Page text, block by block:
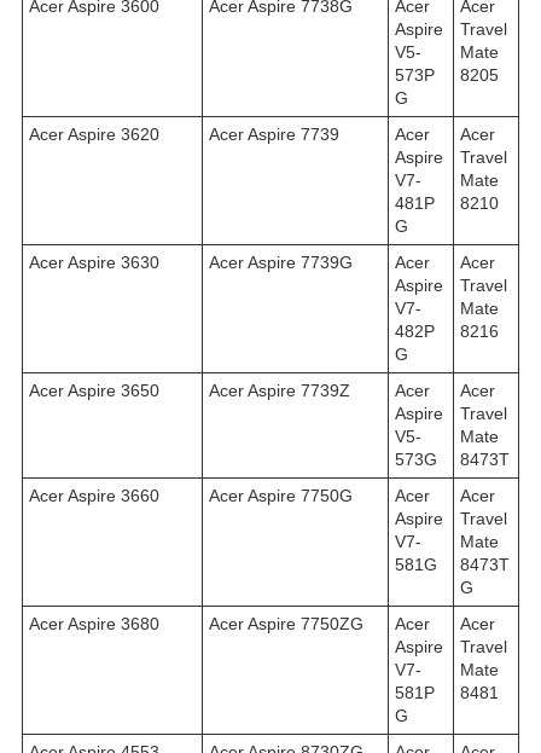
Acer Aspire 3600 Acer Aspire 7738G
Acer
Aspire
V5-
573P
G
Acer
Travel
Mate
8205
Acer Aspire 3620 Acer Aspire 7739
Acer
Aspire
V7-
481P
G
Acer
Travel
Mate
8210
Acer Aspire 3630 Acer Aspire 7739G
Acer
Aspire
V7-
482P
G
Acer
Travel
Mate
8216
Acer Aspire 3650 Acer Aspire 7739Z
Acer
Aspire
V5-
573G
Acer
Travel
Mate
8473T
Acer Aspire 3660
Acer Aspire 7750G
Acer
Aspire
V7-
581G
Acer
Travel
Mate
8473T
G
Acer Aspire 3680
Acer Aspire 7750ZG
Acer
Aspire
V7-
581P
G
Acer
Travel
Mate
8481